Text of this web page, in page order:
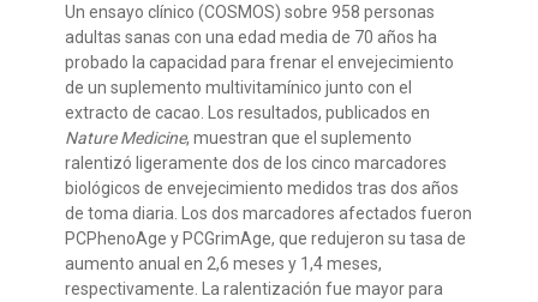
Un ensayo clínico (COSMOS) sobre 958 personas
adultas sanas con una edad media de 70 años ha
probado la capacidad para frenar el envejecimiento
de un suplemento multivitamínico junto con el
extracto de cacao.
Los resultados, publicados en
NatureMedicine, muestran que el suplemento
ralentizó ligeramente dos de los cinco marcadores
biológicos de envejecimiento medidos tras dos años
de toma diaria.
os dos marcadores afectados fueron
PCPhenoAge y PCGrimAge, que redujeron su tasa de
aumento anual en 2,6 meses y 1,4 meses,
respectivamente
La ralentización fue mayor para